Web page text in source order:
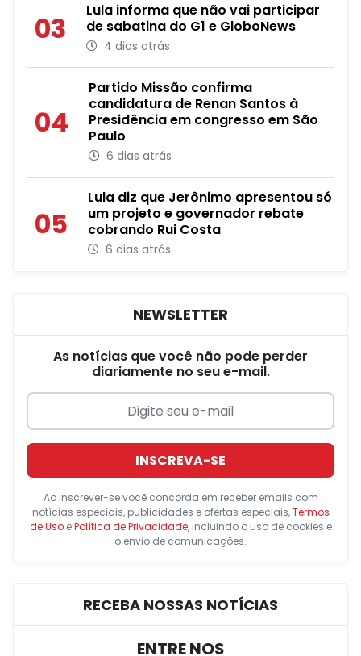
03
Lula informa que não vai participar
de sabatina do G1 e GloboNews
4 dias atrás
04
Partido Missão confirma
candidatura de Renan Santos à
Presidência em congresso em São
Paulo
6 dias atrás
05
Lula diz que Jerônimo apresentou só
um projeto e governador rebate
cobrando Rui Costa
6 dias atrás
NEWSLETTER
As notícias que você não pode perder
diariamente no seu e-mail.
INSCREVA-SE
Ao inscrever-se você concorda em receber emails com
notícias especiais, publicidades e ofertas especiais,Termos
de UsoePolítica de Privacidade, incluindo o uso de cookies e
o envio de comunicações.
RECEBA NOSSAS NOTÍCIAS
ENTRE NOS